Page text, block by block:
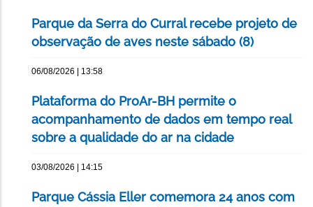
Parque da Serra do Curral recebe projeto de
observação de aves neste sábado (8)
06/08/2026 | 13:58
Plataforma do ProAr-BH permite o
acompanhamento de dados em tempo real
sobre a qualidade do ar na cidade
03/08/2026 | 14:15
Parque Cássia Eller comemora 24 anos com